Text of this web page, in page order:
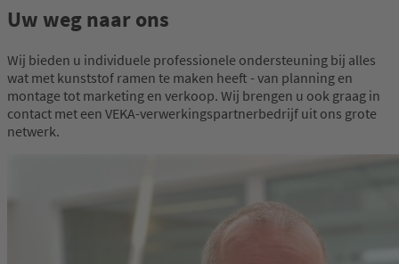
Uw weg naar ons
Wij bieden u individuele professionele ondersteuning bij alles
wat met kunststof ramen te maken heeft - van planning en
montage tot marketing en verkoop. Wij brengen u ook graag in
contact met een VEKA-verwerkingspartnerbedrijf uit ons grote
netwerk.